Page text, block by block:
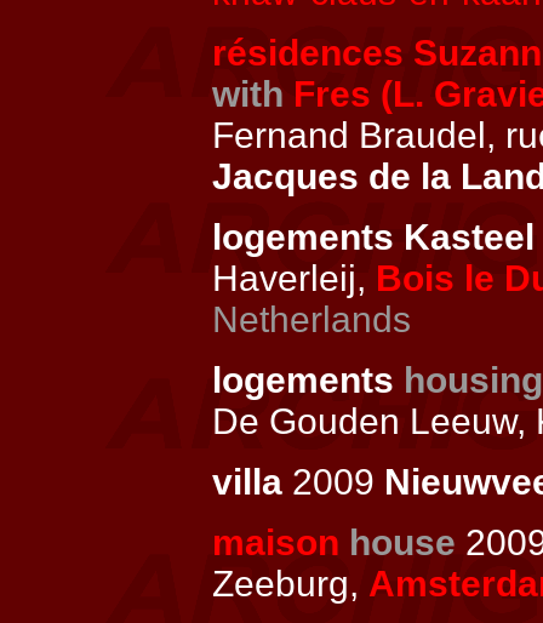
résidences
with Fres (L.
Fernand Braudel,
Jacques de la
logements
Haverleij, Bois le
Netherlands
logements housing
De Gouden
villa 2009
maison house
Zeeburg,